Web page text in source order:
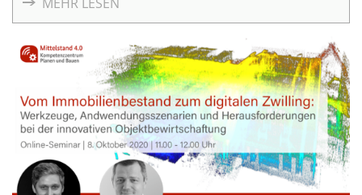
Mehr als 50 TeilnehmerInnen folgten dem Online-
Seminar und konnten sich in der abschließenden
Fragerunde interaktiv mit den Referenten
austauschen.